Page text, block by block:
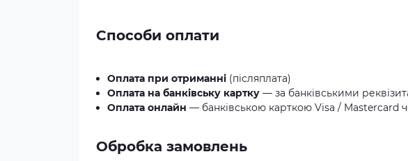
Способи оплати
Оплата при отриманні (післяплата)
Оплата на банківську картку — за банківськими
Оплата онлайн — банківською карткою Visa / Mastercard
Обробка замовлень